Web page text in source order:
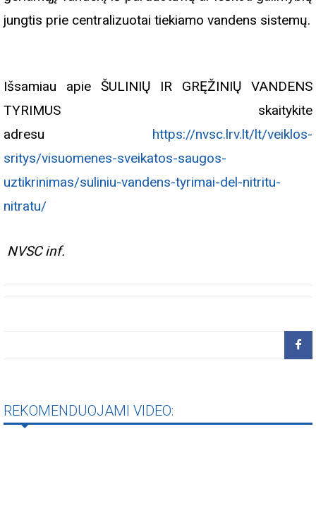
jungtis prie centralizuotai tiekiamo vandens sistemų.
Išsamiau apie ŠULINIŲ IR GRĘŽINIŲ VANDENS
TYRIMUS skaitykite
adresu https://nvsc.lrv.lt/lt/veiklos-
sritys/visuomenes-sveikatos-saugos-
uztikrinimas/suliniu-vandens-tyrimai-del-nitritu-
nitratu/
NVSC inf.
REKOMENDUOJAMI VIDEO: